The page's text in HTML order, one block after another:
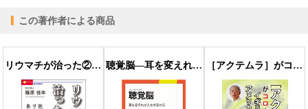
この著作者による商品
リウマチが治った②――医療が変わる、リウマチが変わる、あなたが変わる!! 聴覚脳―耳を変えれば人生が変わる ［アクテムラ］がコロナ禍を救う！ イギリス、そしてアメリカＦＤＡが緊急許可［改題版］――重症化に至る、血栓とサイトカインストームを防ぎ、変異株にも左右されないクスリ